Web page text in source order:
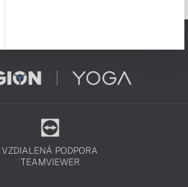
VZDIALENÁ PODPORA
TEAMVIEWER